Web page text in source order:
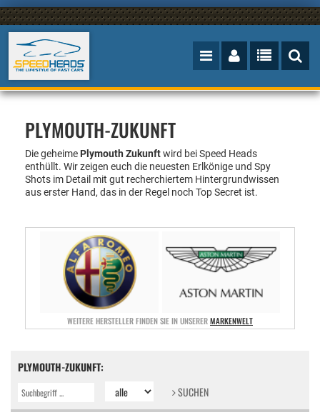
PLYMOUTH-ZUKUNFT
Die geheime Plymouth Zukunftwird bei Speed Heads
enthüllt. Wir zeigen euch die neuesten Erlkönige und Spy
Shots im Detail mit gut recherchiertem Hintergrundwissen
aus erster Hand, das in der Regel noch Top Secret ist.
WEITERE HERSTELLER FINDEN SIE IN UNSERERMARKENWELT
PLYMOUTH-ZUKUNFT:
SUCHEN